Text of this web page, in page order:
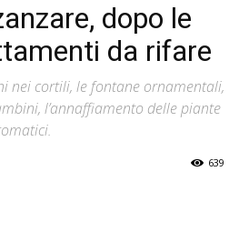
dopo le
da rifare
nei cortili, le fontane ornamentali,
l’annaffiamento delle piante
639